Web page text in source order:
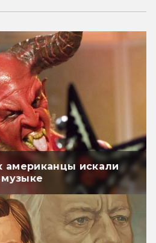
американцы искали
музыке